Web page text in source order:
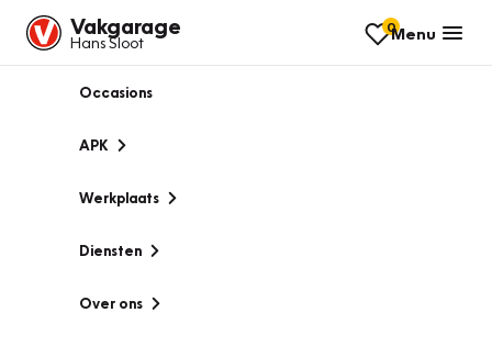
Vakgarage
Hans Sloot
0Menu
Occasions
APK
Werkplaats
Diensten
Over ons